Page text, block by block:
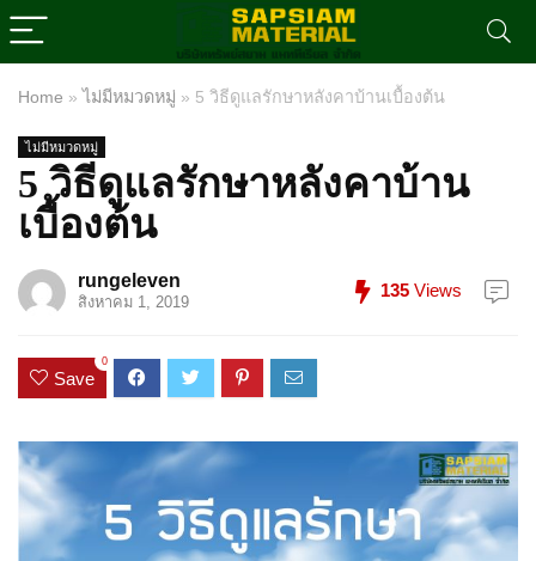
Home »ไม่มีหมวดหมู่ » 5 วิธีดูแลรักษาหลังคาบ้านเบื้องต้น
ไม่มีหมวดหมู่
5 วิธีดูแลรักษาหลังคาบ้าน
เบื้องต้น
rungeleven
สิงหาคม 1, 2019
135 Views
Save
0